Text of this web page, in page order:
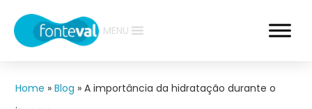
MENU
Home »Blog »A importância da hidratação durante o